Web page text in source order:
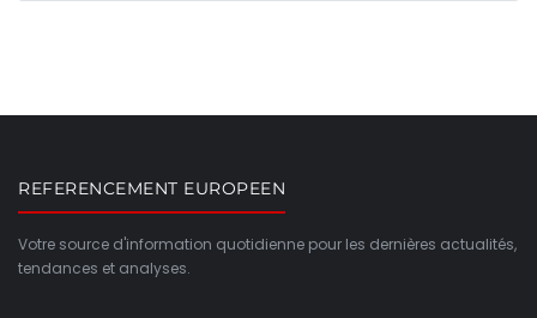
REFERENCEMENT EUROPEEN
Votre source d'information quotidienne pour les dernières actualités,
tendances et analyses.